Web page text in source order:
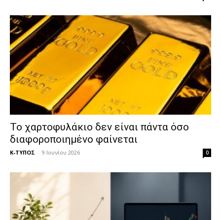
Το χαρτοφυλάκιο δεν είναι πάντα όσο
διαφοροποιημένο φαίνεται
Κ-ΤΥΠΟΣ - 9 Ιουνίου 2026 0